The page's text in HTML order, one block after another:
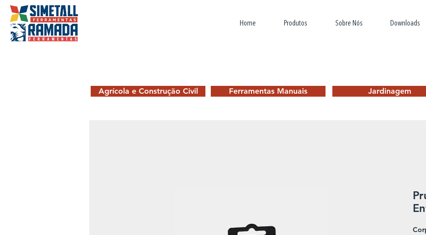
Home Produtos Sobre Nós Downloads
Agrícola e Construção Civil Ferramentas Manuais Jardinagem